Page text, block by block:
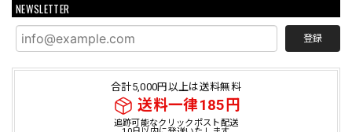
NEWSLETTER
登録
合計5,000円以上は送料無料
送料一律185円
追跡可能なクリックポスト配送